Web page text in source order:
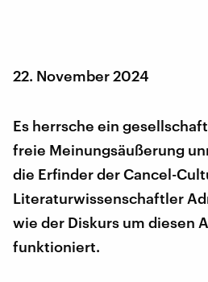
22. November 2024
Es herrsche ein
freie Meinungsäußerung
die Erfinder der Cancel-
Literaturwissenschaftler
wie der Diskurs um diesen
funktioniert.